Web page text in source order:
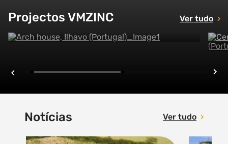
Projectos VMZINC Ver tudo
Notícias Ver tudo